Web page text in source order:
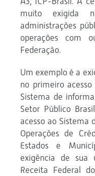
muito exigida
administrações
operações com
Federação.
Um exemplo é a
no primeiro
Sistema de
Setor Público
acesso ao Sistema
Operações de
Estados e
exigência de sua
Receita Federal